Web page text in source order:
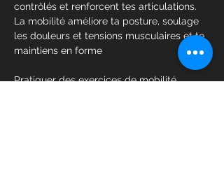
contrôlés et renforcent tes articulations.
La mobilité améliore ta posture, soulage
les douleurs et tensions musculaires et te
maintiens en forme
Pratiquer des exercices de mobilité